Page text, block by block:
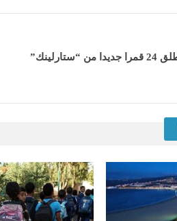
شركة “سبيس إكس” تطلق 24 قمرا جديدا من “ستارلينك”